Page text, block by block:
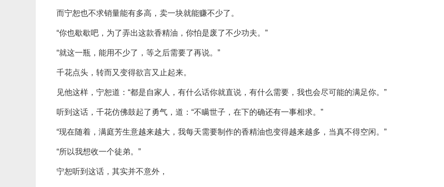
而宁恕也不求销量能有多高，卖一块就能赚不少了。
“你也歇歇吧，为了弄出这款香精油，你怕是废了不少功夫。”
“就这一瓶，能用不少了，等之后需要了再说。”
千花点头，转而又变得欲言又止起来。
见他这样，宁恕道：“都是自家人，有什么话你就直说，有什么需要，我也会尽可能的满足你。”
听到这话，千花仿佛鼓起了勇气，道：“不瞒世子，在下的确还有一事相求。”
“现在随着，满庭芳生意越来越大，我每天需要制作的香精油也变得越来越多，当真不得空闲。”
“所以我想收一个徒弟。”
宁恕听到这话，其实并不意外，